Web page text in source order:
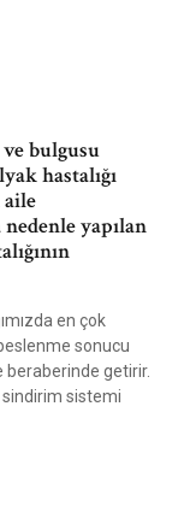
bulgusu
hastalığı
aile
yapılan
en çok
sonucu
beraberinde getirir.
sindirim sistemi